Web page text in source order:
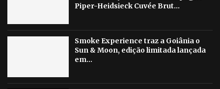
Piper-Heidsieck Cuvée Brut...
Smoke Experience traz a Goiânia o
Sun & Moon, edição limitada lançada
em...